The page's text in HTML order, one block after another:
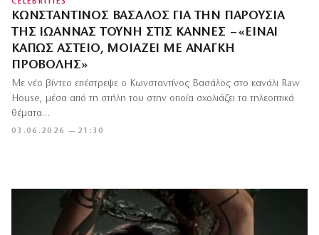
CELEBRITIES
ΚΩΝΣΤΑΝΤΊΝΟΣ ΒΑΣΆΛΟΣ ΓΙΑ ΤΗΝ ΠΑΡΟΥΣΊΑ
ΤΗΣ ΙΩΆΝΝΑΣ ΤΟΎΝΗ ΣΤΙΣ ΚΆΝΝΕΣ – «ΕΊΝΑΙ
ΚΆΠΩΣ ΑΣΤΕΊΟ, ΜΟΙΆΖΕΙ ΜΕ ΑΝΆΓΚΗ
ΠΡΟΒΟΛΉΣ»
03.06.2026 — 21:30
Με νέο βίντεο επέστρεψε ο Κωνσταντίνος Βασάλος στο κανάλι Raw
House, μέσα από τη στήλη του στην οποία σχολιάζει τα τηλεοπτικά
θέματα…